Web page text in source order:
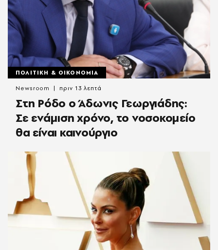
ΠΟΛΙΤΙΚΗ & ΟΙΚΟΝΟΜΙΑ
Στη Ρόδο ο Άδωνις Γεωργιάδης:
Σε ενάμιση χρόνο, το νοσοκομείο
θα είναι καινούργιο
Newsroom πριν 13 λεπτά